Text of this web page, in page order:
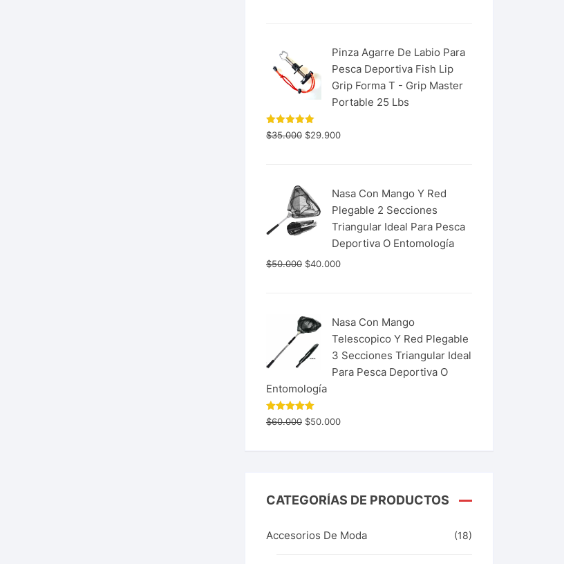
Pinza Agarre De Labio Para
Pesca Deportiva Fish Lip
Grip Forma T - Grip Master
Portable 25 Lbs
Valorado
con 5.00
$35.000 $29.900
Nasa Con Mango Y Red
Plegable 2 Secciones
Triangular Ideal Para Pesca
Deportiva O Entomología
$50.000 $40.000
Nasa Con Mango
Telescopico Y Red Plegable
3 Secciones Triangular Ideal
Para Pesca Deportiva O
Entomología
Valorado
con 5.00
$60.000 $50.000
CATEGORÍAS DE PRODUCTOS
Accesorios De Moda (18)